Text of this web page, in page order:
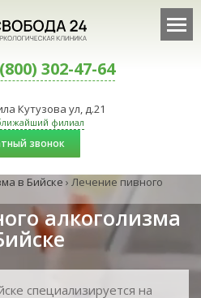
302-47-64
Кутузова ул, д.21
филиал
звонок
в Бийске › Лечение пивного
алкоголизма
специализируется на